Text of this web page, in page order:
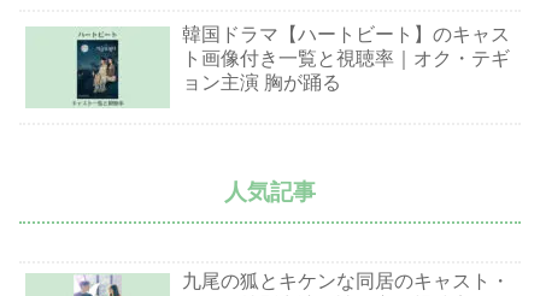
韓国ドラマ【ハートビート】のキャス
ト画像付き一覧と視聴率｜オク・テギ
ョン主演 胸が踊る
人気記事
九尾の狐とキケンな同居のキャスト・